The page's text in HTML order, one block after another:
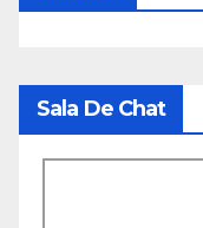
Sala De Chat